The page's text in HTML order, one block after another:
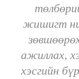
жишигт
ажиллах,
хэсгийн